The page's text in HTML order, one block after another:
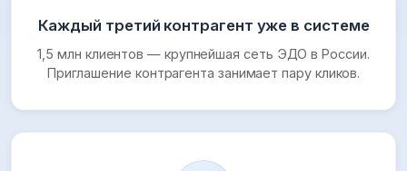
Каждый третий контрагент уже в системе
1,5 млн клиентов — крупнейшая сеть ЭДО в России.
Приглашение контрагента занимает пару кликов.